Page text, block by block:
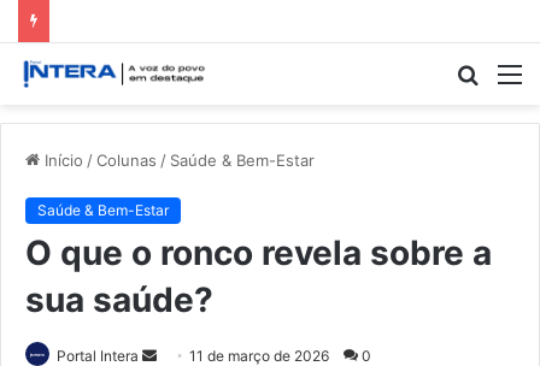
Início /Colunas / Saúde & Bem-Estar
Saúde & Bem-Estar
O que o ronco revela sobre a
sua saúde?
Portal Intera
Mande11 de março de 2026 0